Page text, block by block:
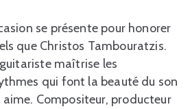
se présente pour honorer
que Christos Tambouratzis.
maîtrise les
qui font la beauté du son
aime. Compositeur, producteur